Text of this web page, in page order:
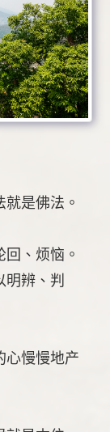
是佛法。
、烦恼。
辨、判
心慢慢地产